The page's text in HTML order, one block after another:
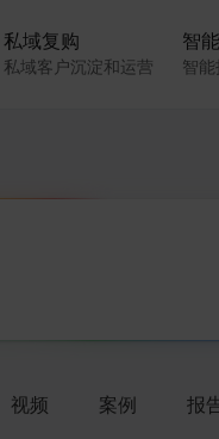
私域复购
私域客户沉淀和运营
智
智
视频 案例 报